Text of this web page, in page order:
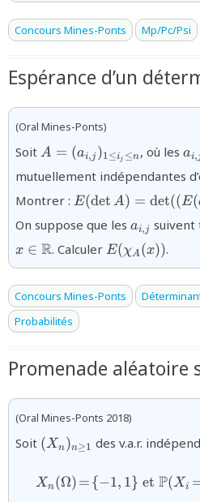
\exp\Big(-
Concours Mines-Ponts Mp/Pc/Psi
Espérance d’un
(Oral Mines-Ponts)
Soit {A=
(a_{i,j})_{1\leq
i_{j}\leq n}}
A = (ai,j )1 ≤ij ≤n , où les ai,
mutuellement indépendantes
Montrer : {E(\det A)=\det
((E(a_{i,j}))_{1\leq
i,j\leq n})}
E(det A) = det((E(
On suppose que les {a_{i,j}}
ai,j suivent
x ∈ R. Calculer {E(\chi_{A}
(x))}
E(χA (x)).
Concours Mines-Ponts
Probabilités
Promenade aléatoire
(Oral Mines-Ponts 2018)
Soit {(X_{n})_{n\geq
1}}
(Xn )n≥1 des v.a.r.
Xn (Ω)={−1, 1} et P(Xi